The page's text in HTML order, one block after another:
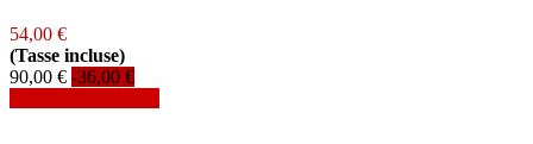
54,00 €
(Tasse incluse)
90,00 € -36,00 €